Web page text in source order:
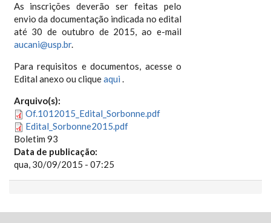
As inscrições deverão ser feitas pelo
envio da documentação indicada no edital
até 30 de outubro de 2015, ao e-mail
aucani@usp.br.
Para requisitos e documentos, acesse o
Edital anexo ou cliqueaqui .
Arquivo(s):
Of.1012015_Edital_Sorbonne.pdf
Edital_Sorbonne2015.pdf
Boletim 93
Data de publicação:
qua, 30/09/2015 - 07:25